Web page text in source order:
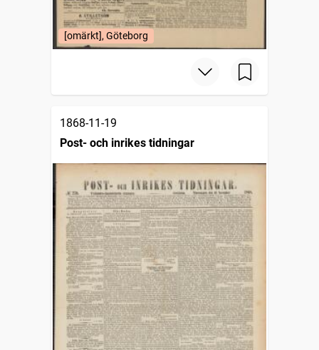
[omärkt], Göteborg
1868-11-19
Post- och inrikes tidningar